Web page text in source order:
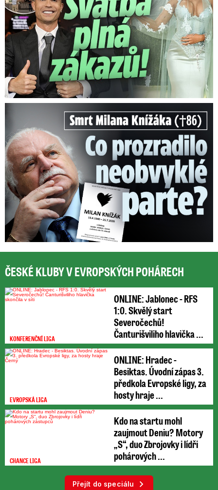
Smrt Milana Knížáka (†86): Co prozradilo neobvyklé parte?
ČESKÉ KLUBY V EVROPSKÝCH POHÁRECH
KONFERENČNÍ LIGA
ONLINE: Jablonec - RFS
1:0. Skvělý start
Severočechů!
Čanturišviliho hlavička ...
EVROPSKÁ LIGA
ONLINE: Hradec -
Besiktas. Úvodní zápas 3.
předkola Evropské ligy, za
hosty hraje ...
CHANCE LIGA
Kdo na startu mohl
zaujmout Deniu? Motory
„S“, duo Zbrojovky i lídři
pohárových ...
Přejít do speciálu